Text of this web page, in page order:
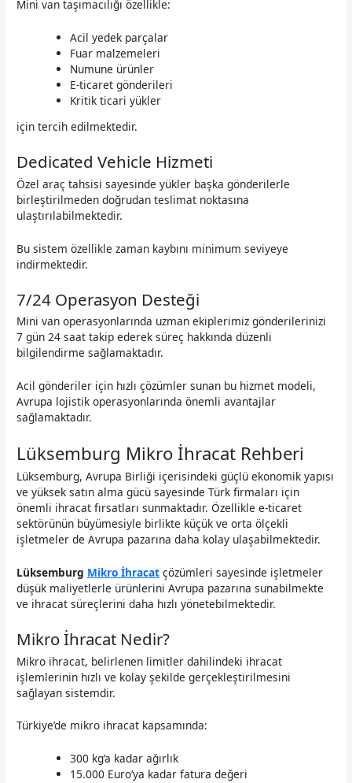
Mini van taşımacılığı özellikle:
Acil yedek parçalar
Fuar malzemeleri
Numune ürünler
E-ticaret gönderileri
Kritik ticari yükler
için tercih edilmektedir.
Dedicated Vehicle Hizmeti
Özel araç tahsisi sayesinde yükler başka gönderilerle
birleştirilmeden doğrudan teslimat noktasına
ulaştırılabilmektedir.
Bu sistem özellikle zaman kaybını minimum seviyeye
indirmektedir.
7/24 Operasyon Desteği
Mini van operasyonlarında uzman ekiplerimiz gönderilerinizi
7 gün 24 saat takip ederek süreç hakkında düzenli
bilgilendirme sağlamaktadır.
Acil gönderiler için hızlı çözümler sunan bu hizmet modeli,
Avrupa lojistik operasyonlarında önemli avantajlar
sağlamaktadır.
Lüksemburg Mikro İhracat Rehberi
Lüksemburg, Avrupa Birliği içerisindeki güçlü ekonomik yapısı
ve yüksek satın alma gücü sayesinde Türk firmaları için
önemli ihracat fırsatları sunmaktadır. Özellikle e-ticaret
sektörünün büyümesiyle birlikte küçük ve orta ölçekli
işletmeler de Avrupa pazarına daha kolay ulaşabilmektedir.
Lüksemburg Mikro İhracat çözümleri sayesinde işletmeler
düşük maliyetlerle ürünlerini Avrupa pazarına sunabilmekte
ve ihracat süreçlerini daha hızlı yönetebilmektedir.
Mikro İhracat Nedir?
Mikro ihracat, belirlenen limitler dahilindeki ihracat
işlemlerinin hızlı ve kolay şekilde gerçekleştirilmesini
sağlayan sistemdir.
Türkiye’de mikro ihracat kapsamında:
300 kg’a kadar ağırlık
15.000 Euro’ya kadar fatura değeri